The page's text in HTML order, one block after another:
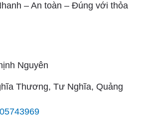
– An toàn – Đúng với thỏa
Nguyên
Tư Nghĩa, Quảng